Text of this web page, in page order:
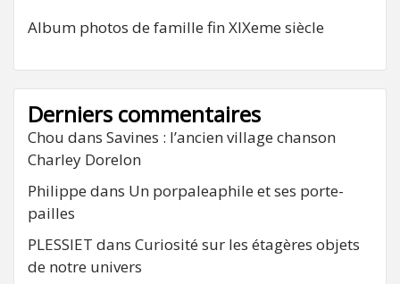
Album photos de famille fin XIXeme siècle
Derniers commentaires
Chou dans Savines : l’ancien village chanson
Charley Dorelon
Philippe dans Un porpaleaphile et ses porte-
pailles
PLESSIET dans Curiosité sur les étagères objets
de notre univers